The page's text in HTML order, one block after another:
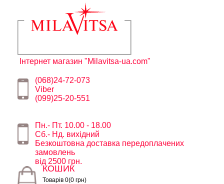
Інтернет магазин "Milavitsa-ua.com"
(068)24-72-073
Viber
(099)25-20-551
Пн.- Пт. 10.00 - 18.00
Сб.- Нд. вихідний
Безкоштовна доставка передоплачених
замовлень
від 2500 грн.
КОШИК
Товарів 0(0 грн)